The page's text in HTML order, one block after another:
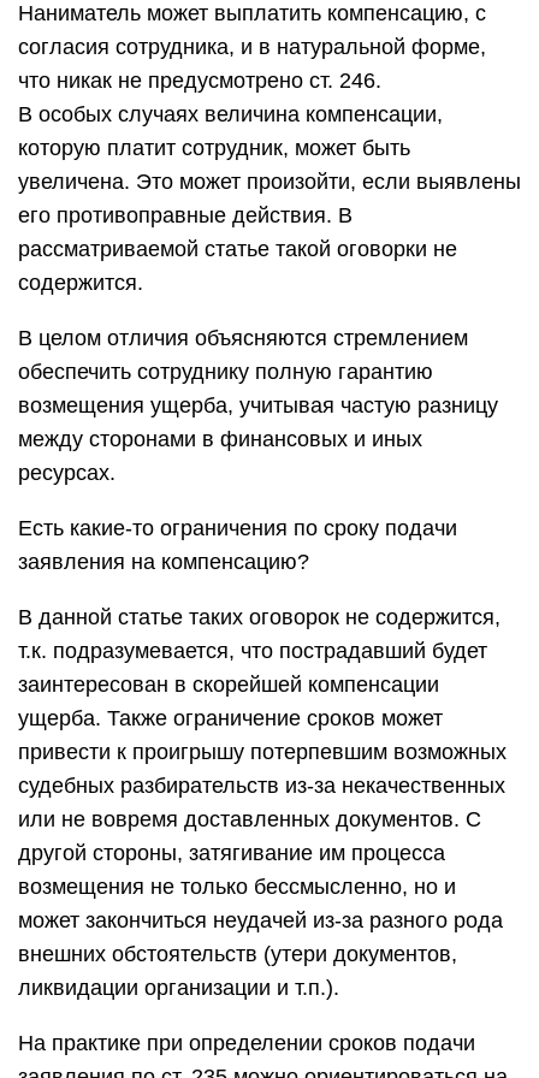
Наниматель может выплатить компенсацию, с
согласия сотрудника, и в натуральной форме,
что никак не предусмотрено ст. 246.
В особых случаях величина компенсации,
которую платит сотрудник, может быть
увеличена. Это может произойти, если выявлены
его противоправные действия. В
рассматриваемой статье такой оговорки не
содержится.
В целом отличия объясняются стремлением
обеспечить сотруднику полную гарантию
возмещения ущерба, учитывая частую разницу
между сторонами в финансовых и иных
ресурсах.
Есть какие-то ограничения по сроку подачи
заявления на компенсацию?
В данной статье таких оговорок не содержится,
т.к. подразумевается, что пострадавший будет
заинтересован в скорейшей компенсации
ущерба. Также ограничение сроков может
привести к проигрышу потерпевшим возможных
судебных разбирательств из-за некачественных
или не вовремя доставленных документов. С
другой стороны, затягивание им процесса
возмещения не только бессмысленно, но и
может закончиться неудачей из-за разного рода
внешних обстоятельств (утери документов,
ликвидации организации и т.п.).
На практике при определении сроков подачи